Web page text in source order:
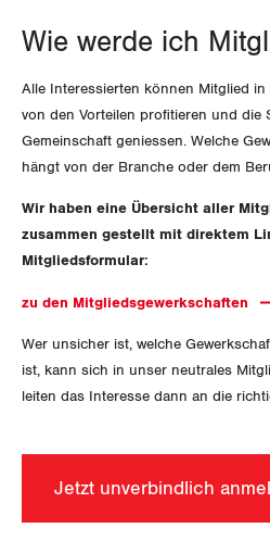
Überbrückungsleistung
Ergänzungsleistungen
Invalidenversicherung
Unfallversicherung
Gesundheit
Post
Energie und Umwelt
Kommunikation und Medien
GLEICHSTELLUNG
Gleichstellung von Frauen
Gleichstellung von LGBTI
BILDUNG & JUGEND
MIGRATION
GEWERKSCHAFTSPOLITIK
Landesstreik
Bestellformular
DER SGB
WIR ÜBER UNS
GREMIEN
Präsidialausschuss
Migrationskommission
ZENTRALSEKRETARIAT
KANTONALE BÜNDE
Beide Basel
AGENDA
Publikationen
Vernehmlassungen
Blog Daniel Lampart
Der Europa-Blog
Kontakt
werden
Wie werde ich
Alle Interessierten können Mitglied in
von den Vorteilen profitieren und die
Gemeinschaft geniessen. Welche
hängt von der Branche oder dem
Wir haben eine Übersicht aller
zusammen gestellt mit direktem
Mitgliedsformular:
zu den Mitgliedsgewerkschaften
Wer unsicher ist, welche
ist, kann sich in unser neutrales
leiten das Interesse dann an die
Jetzt unverbindlich